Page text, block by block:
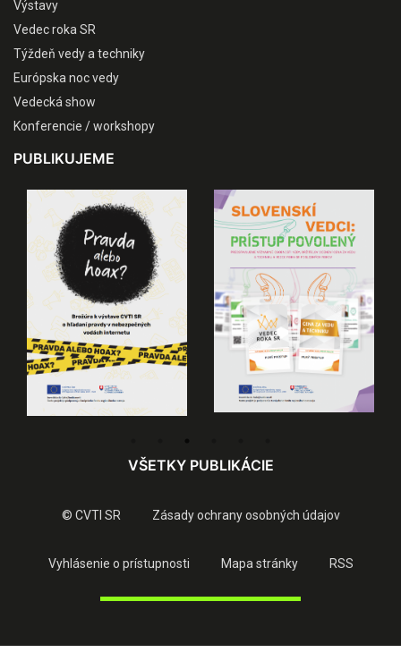
Výstavy
Vedec roka SR
Týždeň vedy a techniky
Európska noc vedy
Vedecká show
Konferencie / workshopy
PUBLIKUJEME
VŠETKY PUBLIKÁCIE
© CVTI SR Zásady ochrany osobných údajov
Vyhlásenie o prístupnosti Mapa stránky RSS